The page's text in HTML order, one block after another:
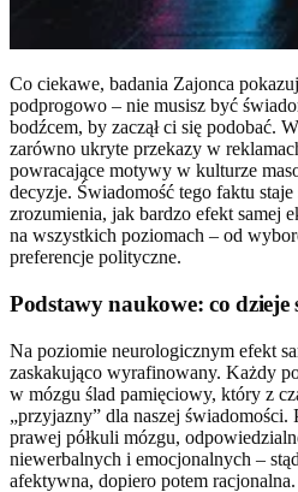
Co ciekawe, badania Zajonca
podprogowo – nie musisz być
bodźcem, by zaczął ci się podobać.
zarówno ukryte przekazy w
powracające motywy w kulturze
decyzje. Świadomość tego faktu
zrozumienia, jak bardzo efekt samej
na wszystkich poziomach – od
preferencje polityczne.
Podstawy naukowe: co dzieje
Na poziomie neurologicznym efekt
zaskakująco wyrafinowany. Każdy
w mózgu ślad pamięciowy, który z
„przyjazny” dla naszej świadomości.
prawej półkuli mózgu,
niewerbalnych i emocjonalnych –
afektywna, dopiero potem racjonalna.